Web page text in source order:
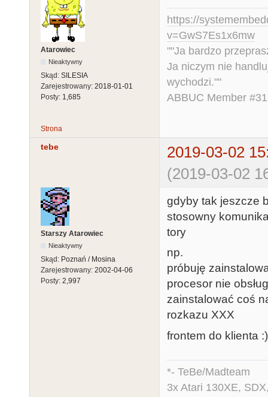
Atarowiec
Nieaktywny
Skąd: SILESIA
Zarejestrowany: 2018-01-01
Posty: 1,685
https://
v=GwS7Es1x6mw
""Ja bardzo
Ja niczym nie
wychodzi.""
ABBUC Member
Strona
tebe
2019-03-02
(2019-03-02
Starszy Atarowiec
Nieaktywny
Skąd: Poznań / Mosina
Zarejestrowany: 2002-04-06
Posty: 2,997
gdyby tak jeszcze
stosowny
tory
np.
próbuję
procesor nie
zainstalować coś
rozkazu XXX
frontem do klienta :)
*- TeBe/Madteam
3x Atari 130XE,